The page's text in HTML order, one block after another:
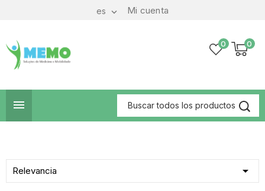
Mi cuenta
es 
0
0

Relevancia 